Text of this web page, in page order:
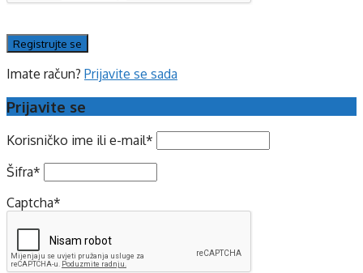
Imate račun? Prijavite se sada
Prijavite se
Korisničko ime ili e-mail*
Šifra*
Captcha*